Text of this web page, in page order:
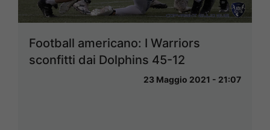
Football americano: I Warriors
sconfitti dai Dolphins 45-12
23 Maggio 2021 - 21:07